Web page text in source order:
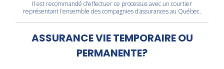
Il est recommandé d’effectuer ce processus avec un courtier
représentant l’ensemble des compagnies d’assurances au Québec.
ASSURANCE VIE TEMPORAIRE OU
PERMANENTE?